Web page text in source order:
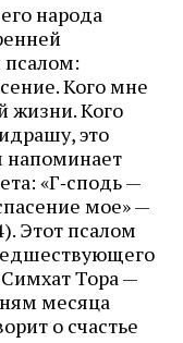
народа
псалом:
Кого мне
жизни. Кого
это
напоминает
«Г‑сподь —
мое» —
Этот псалом
Тора —
месяца
о счастье